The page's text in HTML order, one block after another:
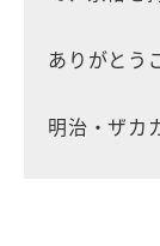
ありがとう
明治・ザカ